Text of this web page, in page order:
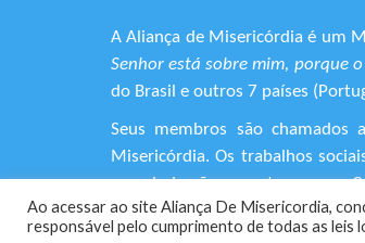
A Aliança de Misericórdia é um
Senhor está sobre mim, porque
do Brasil e outros 7 países
Seus membros são chamados
Misericórdia. Os trabalhos
que ainda não encontraram em
+55 (11) 3120-9191
Ao acessar ao site Aliança De Misericordia,
responsável pelo cumprimento de todas as leis